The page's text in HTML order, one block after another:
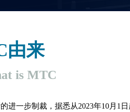
由来
is MTC
进一步制裁，据悉从2023年10月1日